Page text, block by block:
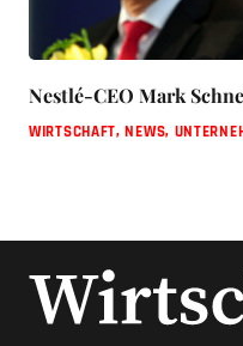
Nestlé-CEO Mark
WIRTSCHAFT,NEWS,